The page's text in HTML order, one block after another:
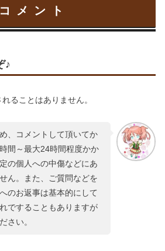
コメント
♪
ることはありません。
、コメントして頂いてか
間～最大24時間程度かか
の個人への中傷などにあ
ん。また、ご質問などを
のお返事は基本的にして
ですることもありますが
さい。